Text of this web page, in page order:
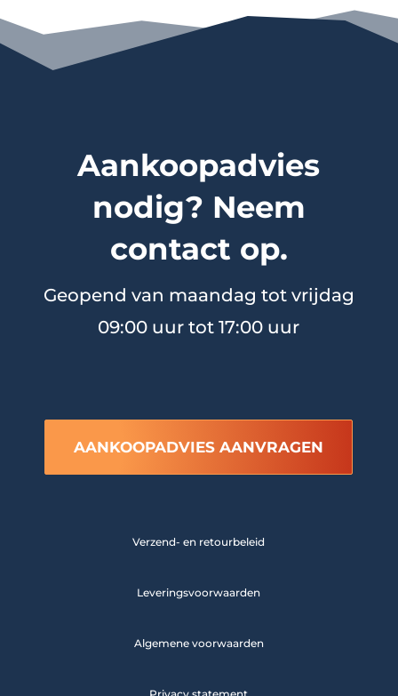
Aankoopadvies
nodig? Neem
contact op.
Geopend van maandag tot vrijdag
09:00 uur tot 17:00 uur
AANKOOPADVIES AANVRAGEN
Verzend- en retourbeleid
Leveringsvoorwaarden
Algemene voorwaarden